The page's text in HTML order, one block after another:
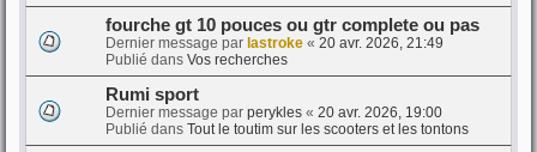
fourche gt 10 pouces ou gtr complete ou pas
Dernier message par lastroke « 20 avr. 2026, 21:49
Publié dans Vos recherches
Rumi sport
Dernier message par perykles « 20 avr. 2026, 19:00
Publié dans Tout le toutim sur les scooters et les tontons